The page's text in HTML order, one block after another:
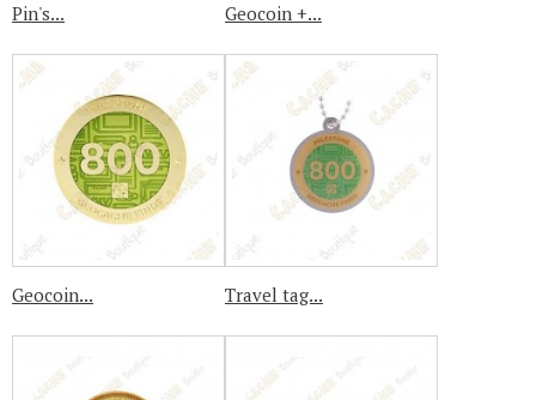
Pin's... Geocoin +...
Geocoin... Travel tag...